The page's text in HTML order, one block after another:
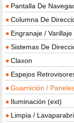
Pantalla De
Columna De
Engranaje /
Sistemas De
Claxon
Espejos
Guarnición /
Iluminación (ext)
Limpia /